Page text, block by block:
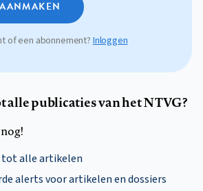
of een abonnement? Inloggen
alle publicaties van het NTVG?
alle artikelen
alerts voor artikelen en dossiers